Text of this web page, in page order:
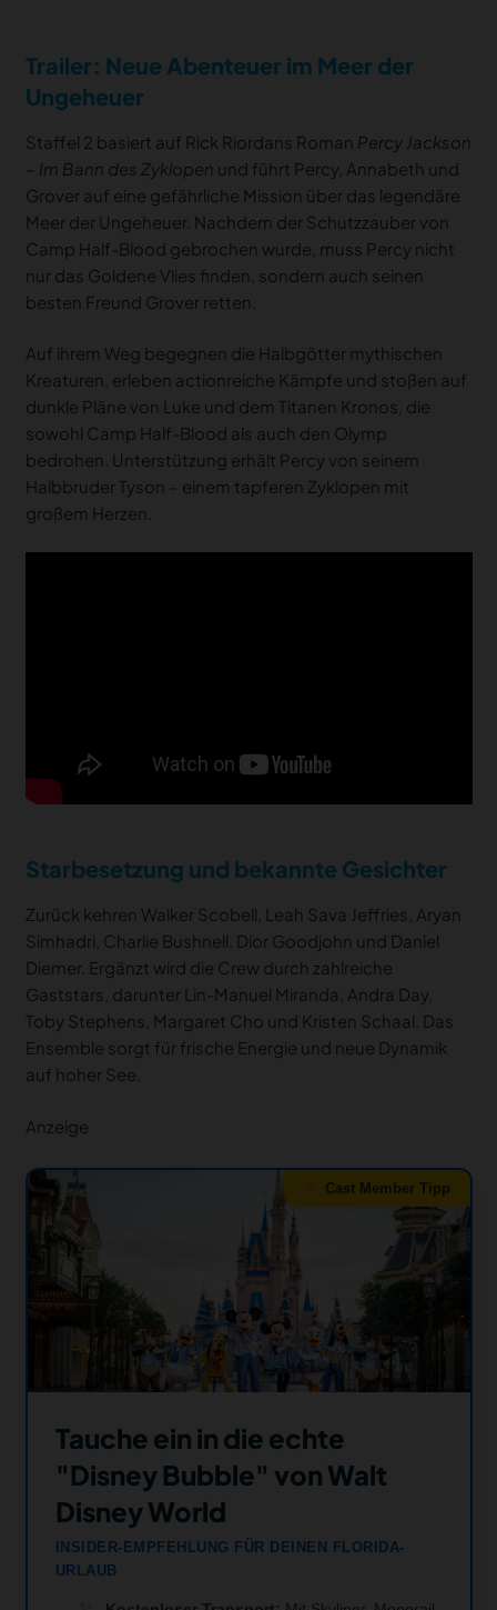
Trailer: Neue Abenteuer im Meer der
Ungeheuer
Staffel 2 basiert auf Rick Riordans Roman Percy Jackson
– Im Bann des Zyklopen und führt Percy, Annabeth und
Grover auf eine gefährliche Mission über das legendäre
Meer der Ungeheuer. Nachdem der Schutzzauber von
Camp Half-Blood gebrochen wurde, muss Percy nicht
nur das Goldene Vlies finden, sondern auch seinen
besten Freund Grover retten.
Auf ihrem Weg begegnen die Halbgötter mythischen
Kreaturen, erleben actionreiche Kämpfe und stoßen auf
dunkle Pläne von Luke und dem Titanen Kronos, die
sowohl Camp Half-Blood als auch den Olymp
bedrohen. Unterstützung erhält Percy von seinem
Halbbruder Tyson – einem tapferen Zyklopen mit
großem Herzen.
Starbesetzung und bekannte Gesichter
Zurück kehren Walker Scobell, Leah Sava Jeffries, Aryan
Simhadri, Charlie Bushnell, Dior Goodjohn und Daniel
Diemer. Ergänzt wird die Crew durch zahlreiche
Gaststars, darunter Lin-Manuel Miranda, Andra Day,
Toby Stephens, Margaret Cho und Kristen Schaal. Das
Ensemble sorgt für frische Energie und neue Dynamik
auf hoher See.
Anzeige
Cast Member Tipp
Tauche ein in die echte
"Disney Bubble" von Walt
Disney World
INSIDER-EMPFEHLUNG FÜR DEINEN FLORIDA-
URLAUB